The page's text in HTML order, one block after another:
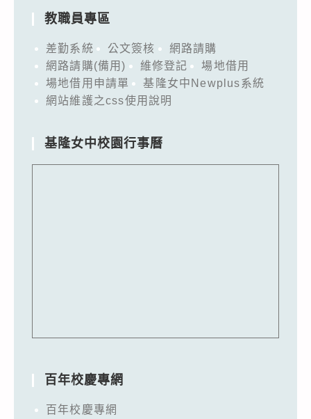
教職員專區
差勤系統 公文簽核
網路請購
網路請購(備用)
維修登記
場地借用
場地借用申請單
基隆女中Newplus系統
網站維護之css使用說明
基隆女中校園行事曆
百年校慶專網
百年校慶專網